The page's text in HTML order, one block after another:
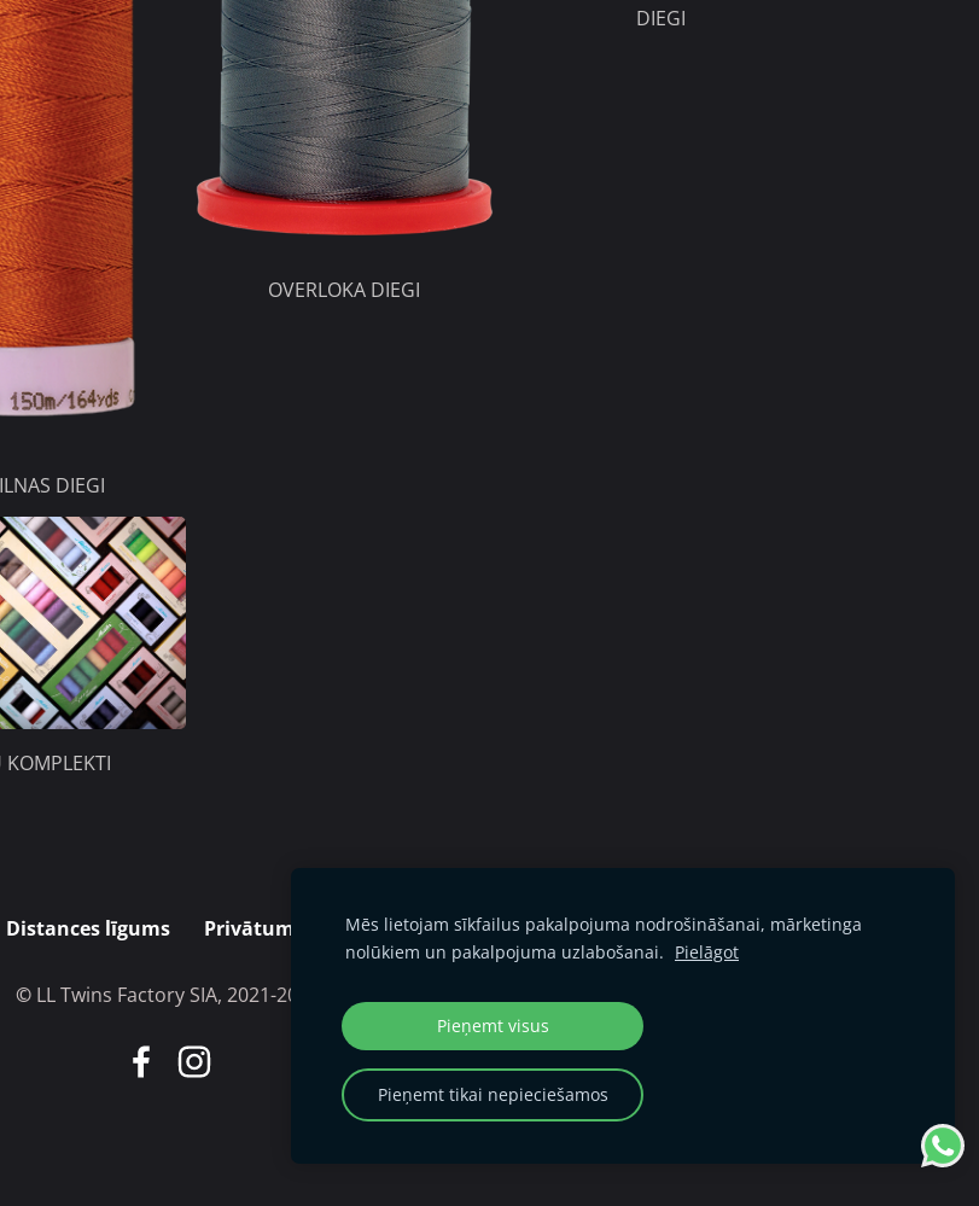
DIEGI
OVERLOKA DIEGI
DIEGI
KOMPLEKTI
Distances līgums Privātuma politika Piegāde un apmaksa Sīkdatnes
© LL Twins Factory SIA, 2021-2026
Mēs lietojam sīkfailus pakalpojuma nodrošināšanai, mārketinga
nolūkiem un pakalpojuma uzlabošanai. Pielāgot
Pieņemt visus
Pieņemt tikai nepieciešamos